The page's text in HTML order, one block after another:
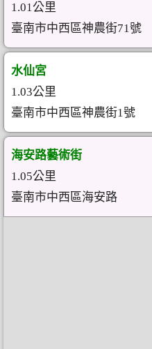
1.01公里
臺南市中西區神農街71號
水仙宮
1.03公里
臺南市中西區神農街1號
海安路藝術街
1.05公里
臺南市中西區海安路